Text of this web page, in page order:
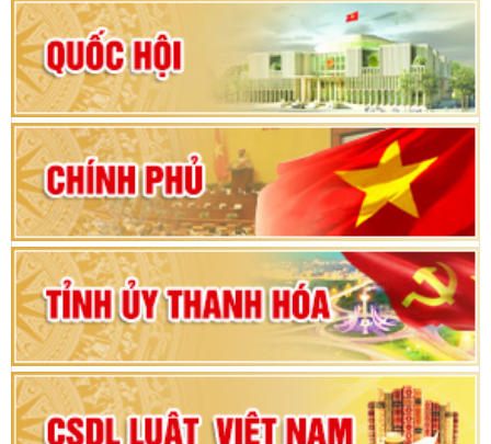
Hướng dẫn quy trình bỏ phiếu bầu cử ĐBQH
khoá XVI và đại biểu HĐND các cấp nhiệm kỳ
2026-2031
80 năm Quốc hội Việt Nam: vì lợi ích Nhân dân,
vì sự phát triển của đất nước
Bộ Chính trị duyệt nội dung Đại hội đại biểu
Đảng bộ tỉnh Thanh Hóa lần thứ XX, nhiệm kỳ
2025 - 2030
Đại hội đại biểu Đảng bộ xã Yên Thọ lần thứ I,
nhiệm kỳ 2025 – 2030
Đại hội Đảng bộ xã Yên Ninh lần thứ nhất,
nhiệm kỳ 2025 - 2030